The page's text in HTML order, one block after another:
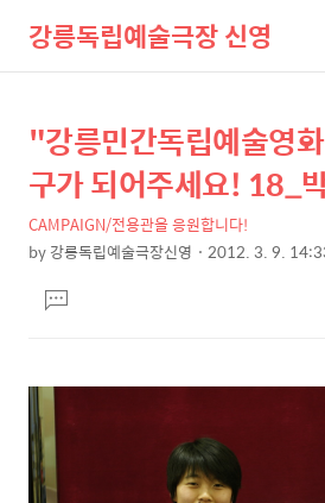
강릉독립예술극장 신영
상
세
컨
텐
본
제
목
"강릉민간독립예술영
구가 되어주세요! 18_
CAMPAIGN/전용관을 응원합니다!
by강릉독립예술극장신영 2012. 3. 9.
문댓
글